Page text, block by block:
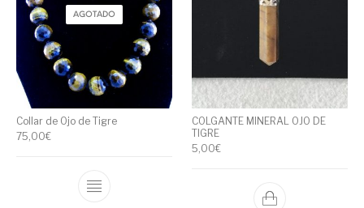
AGOTADO
Collar de Ojo de Tigre
75,00€
COLGANTE MINERAL OJO DE
TIGRE
5,00€